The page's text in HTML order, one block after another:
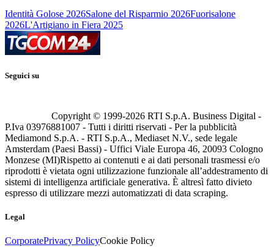
Identità Golose 2026Salone del Risparmio 2026Fuorisalone
2026L'Artigiano in Fiera 2025
Seguici su
Copyright © 1999-2026 RTI S.p.A. Business Digital -
P.Iva 03976881007 - Tutti i diritti riservati - Per la pubblicità
Mediamond S.p.A. - RTI S.p.A., Mediaset N.V., sede legale
Amsterdam (Paesi Bassi) - Uffici Viale Europa 46, 20093 Cologno
Monzese (MI)Rispetto ai contenuti e ai dati personali trasmessi e/o
riprodotti è vietata ogni utilizzazione funzionale all’addestramento di
sistemi di intelligenza artificiale generativa. È altresì fatto divieto
espresso di utilizzare mezzi automatizzati di data scraping.
Legal
CorporatePrivacy PolicyCookie Policy